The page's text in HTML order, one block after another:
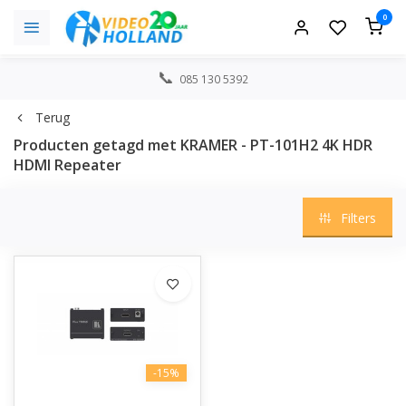
0
085 130 5392
Terug
Producten getagd met KRAMER - PT-101H2 4K HDR
HDMI Repeater
Filters
-15%